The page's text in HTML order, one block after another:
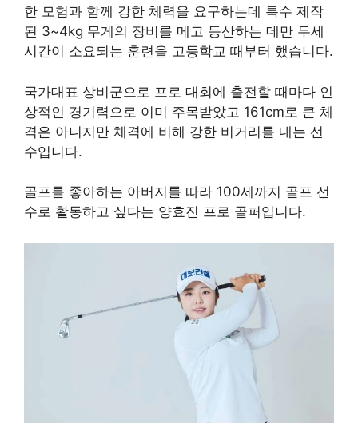
한 모험과 함께 강한 체력을 요구하는데 특수 제작
된 3~4kg 무게의 장비를 메고 등산하는 데만 두세
시간이 소요되는 훈련을 고등학교 때부터 했습니다.
국가대표 상비군으로 프로 대회에 출전할 때마다 인
상적인 경기력으로 이미 주목받았고 161cm로 큰 체
격은 아니지만 체격에 비해 강한 비거리를 내는 선
수입니다.
골프를 좋아하는 아버지를 따라 100세까지 골프 선
수로 활동하고 싶다는 양효진 프로 골퍼입니다.